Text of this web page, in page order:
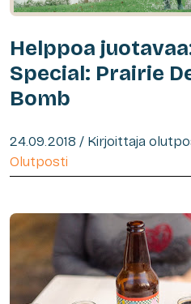
Helppoa
Special: Prairie
Bomb
24.09.2018 / Kirjoittaja
Olutposti